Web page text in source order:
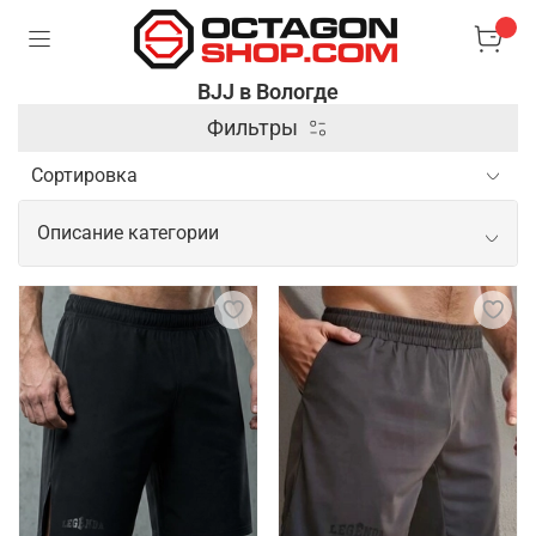
BJJ в Вологде
Фильтры
Описание категории
Профессиональные товары для BJJ
Для занятий бразильским джиу-джитсу важна
специализированная экипировка, которая
обеспечивает комфорт и безопасность во время
тренировок и соревнований. Основным элементом
является кимоно, выполненное из прочного
материала, способного выдерживать интенсивные
захваты и рывки. Также популярны рашгарды и